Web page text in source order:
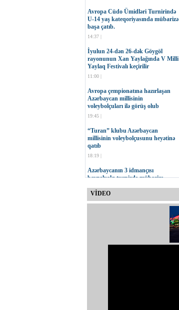
Avropa Cüdo Ümidləri Turnirində
U-14 yaş kateqoriyasında mübarizə
başa çatıb.
14:37 |
İyulun 24-dən 26-dək Göygöl
rayonunun Xan Yaylağında V Milli
Yaylaq Festivalı keçirilir
11:00 |
Avropa çempionatına hazırlaşan
Azərbaycan millisinin
voleybolçuları ilə görüş olub
19:45 |
“Turan” klubu Azərbaycan
millisinin voleybolçusunu heyətinə
qatıb
18:19 |
Azərbaycanın 3 idmançısı
beynəlxalq turnirdə mübarizə
17:47 |
Hüseynzadənin 75 yaşı tamam olub
VİDEO